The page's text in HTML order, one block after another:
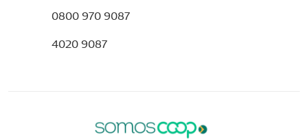
0800 970 9087
4020 9087